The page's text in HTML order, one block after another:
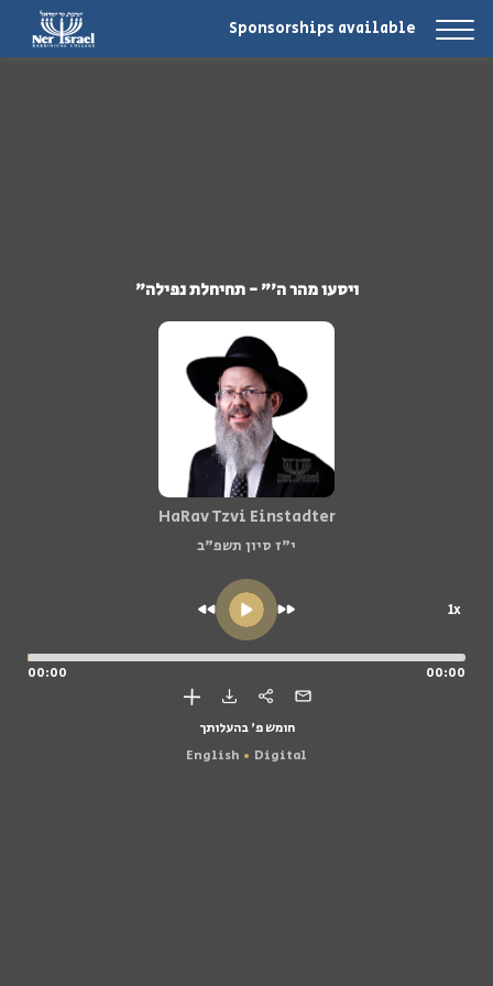
Sponsorships available
"ויסעו מהר ה'" - תחיחלת נפילה
HaRav Tzvi Einstadter
י"ז סיון תשפ"ב
1x
00:00 00:00
חומש פ' בהעלותך
English
Digital